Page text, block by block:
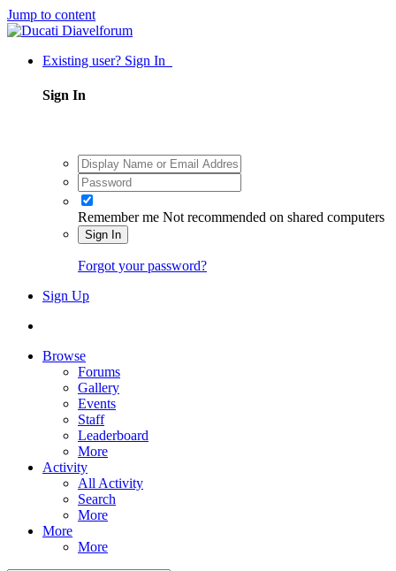
Jump to content
Existing user? Sign In
Sign In
Remember me Not recommended on shared computers
Sign In
Forgot your password?
Sign Up
Browse
Forums
Gallery
Events
Staff
Leaderboard
More
Activity
All Activity
Search
More
More
More